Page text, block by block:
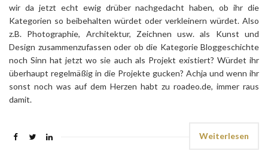
wir da jetzt echt ewig drüber nachgedacht haben, ob ihr die
Kategorien so beibehalten würdet oder verkleinern würdet. Also
z.B. Photographie, Architektur, Zeichnen usw. als Kunst und
Design zusammenzufassen oder ob die Kategorie Bloggeschichte
noch Sinn hat jetzt wo sie auch als Projekt existiert? Würdet ihr
überhaupt regelmäßig in die Projekte gucken? Achja und wenn ihr
sonst noch was auf dem Herzen habt zu roadeo.de, immer raus
damit.
Weiterlesen